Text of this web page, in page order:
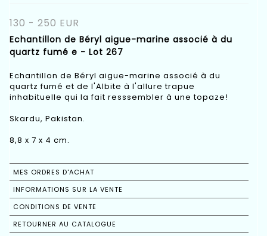
130 - 250 EUR
Echantillon de Béryl aigue-marine associé à du
quartz fumé e - Lot 267
Echantillon de Béryl aigue-marine associé à du
quartz fumé et de l'Albite à l'allure trapue
inhabituelle qui la fait resssembler à une topaze!
Skardu, Pakistan.
8,8 x 7 x 4 cm.
MES ORDRES D'ACHAT
INFORMATIONS SUR LA VENTE
CONDITIONS DE VENTE
RETOURNER AU CATALOGUE